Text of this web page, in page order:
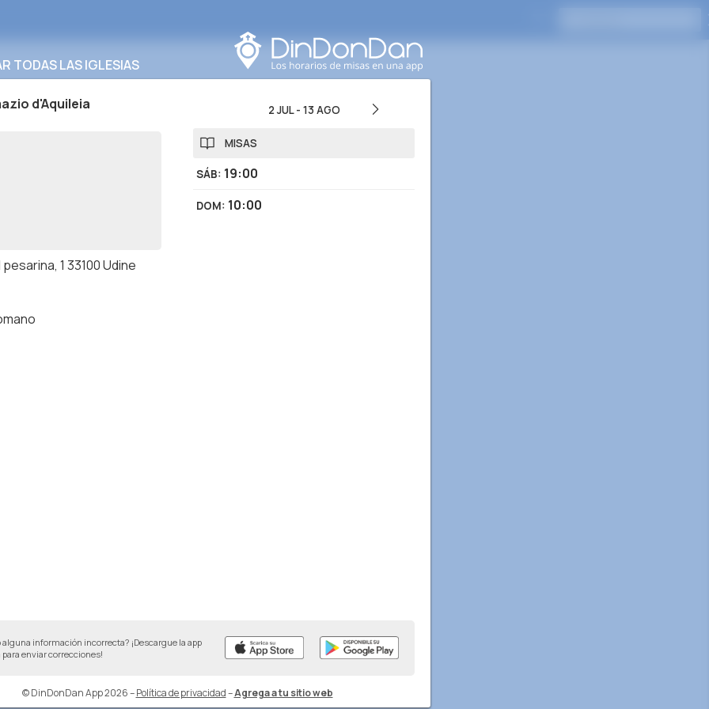
TODAS LAS IGLESIAS
d'Aquileia
pesarina, 1 33100 Udine
2 JUL- 13 AGO
MISAS
SÁB: 19:00
DOM: 10:00
alguna información incorrecta? ¡Descargue la app
para enviar correcciones!
© DinDonDan App 2026– Política de privacidad–Agrega a tu sitio web